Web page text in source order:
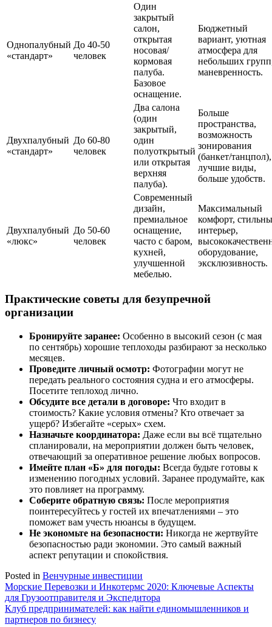
Однопалубный
«стандарт»
До 40-50
человек
Один
закрытый
салон,
открытая
носовая/
кормовая
палуба.
Базовое
оснащение.
Бюджетный
вариант, уютная
атмосфера для
небольших
маневренность.
Двухпалубный
«стандарт»
До 60-80
человек
Два салона
(один
закрытый,
один
полуоткрытый
или открытая
верхняя
палуба).
Больше
пространства,
возможность
зонирования
(банкет/танцпол),
лучшие виды,
больше удобств.
Двухпалубный
«люкс»
До 50-60
человек
Современный
дизайн,
премиальное
оснащение,
часто с баром,
кухней,
улучшенной
мебелью.
Максимальный
комфорт,
интерьер,
оборудование,
эксклюзивность.
Практические советы для безупречной
организации
Бронируйте заранее: Особенно в высокий сезон (с мая
по сентябрь) хорошие теплоходы разбирают за несколько
месяцев.
Проведите личный осмотр: Фотографии могут не
передать реального состояния судна и его атмосферы.
Посетите теплоход лично.
Обсудите все детали в договоре: Что входит в
стоимость? Какие условия отмены? Кто отвечает за
ущерб? Избегайте «серых» схем.
Назначьте координатора: Даже если вы всё тщательно
спланировали, на мероприятии должен быть человек,
отвечающий за оперативное решение любых вопросов.
Имейте план «Б» для погоды: Всегда будьте готовы к
изменению погодных условий. Заранее продумайте, как
это повлияет на программу.
Соберите обратную связь: После мероприятия
поинтересуйтесь у гостей их впечатлениями – это
поможет вам учесть нюансы в будущем.
Не экономьте на безопасности: Никогда не жертвуйте
безопасностью ради экономии. Это самый важный
аспект репутации и спокойствия.
Posted in Венчурные инвестиции
Навигация
по
записям
Морские Перевозки и Инкотермс 2020: Ключевые Аспекты
для Грузоотправителя и Экспедитора
Клуб предпринимателей: как найти единомышленников и
партнеров по бизнесу